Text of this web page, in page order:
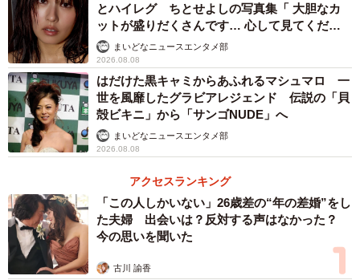
とハイレグ ちとせよしの写真集「 大胆なカ
ットが盛りだくさんです… 心して見てくださ
い」まいどなニュースエンタメ部
2026.08.08
はだけた黒キャミからあふれるマシュマロ 一
世を風靡したグラビアレジェンド 伝説の「貝
殻ビキニ」から「サンゴNUDE」へ
まいどなニュースエンタメ部
2026.08.08
アクセスランキング
「この人しかいない」26歳差の“年の差婚”をし
た夫婦 出会いは？反対する声はなかった？
今の思いを聞いた
古川 諭香